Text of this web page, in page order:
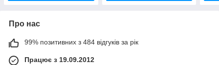
Про нас
99% позитивних з 484 відгуків за рік
Працює з 19.09.2012